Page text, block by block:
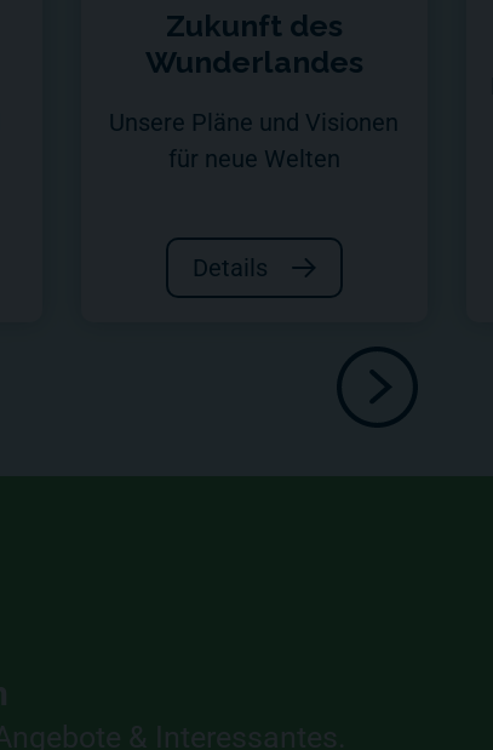
Zukunft des
Wunderlandes
Unsere Pläne und Visionen
für neue Welten
Details